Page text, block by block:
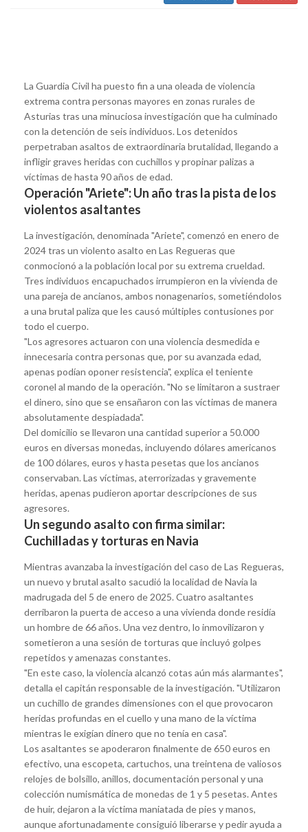
La Guardia Civil ha puesto fin a una oleada de violencia
extrema contra personas mayores en zonas rurales de
Asturias tras una minuciosa investigación que ha culminado
con la detención de seis individuos. Los detenidos
perpetraban asaltos de extraordinaria brutalidad, llegando a
infligir graves heridas con cuchillos y propinar palizas a
víctimas de hasta 90 años de edad.
Operación "Ariete": Un año tras la pista de los
violentos asaltantes
La investigación, denominada "Ariete", comenzó en enero de
2024 tras un violento asalto en Las Regueras que
conmocionó a la población local por su extrema crueldad.
Tres individuos encapuchados irrumpieron en la vivienda de
una pareja de ancianos, ambos nonagenarios, sometiéndolos
a una brutal paliza que les causó múltiples contusiones por
todo el cuerpo.
"Los agresores actuaron con una violencia desmedida e
innecesaria contra personas que, por su avanzada edad,
apenas podían oponer resistencia", explica el teniente
coronel al mando de la operación. "No se limitaron a sustraer
el dinero, sino que se ensañaron con las víctimas de manera
absolutamente despiadada".
Del domicilio se llevaron una cantidad superior a 50.000
euros en diversas monedas, incluyendo dólares americanos
de 100 dólares, euros y hasta pesetas que los ancianos
conservaban. Las víctimas, aterrorizadas y gravemente
heridas, apenas pudieron aportar descripciones de sus
agresores.
Un segundo asalto con firma similar:
Cuchilladas y torturas en Navia
Mientras avanzaba la investigación del caso de Las Regueras,
un nuevo y brutal asalto sacudió la localidad de Navia la
madrugada del 5 de enero de 2025. Cuatro asaltantes
derribaron la puerta de acceso a una vivienda donde residía
un hombre de 66 años. Una vez dentro, lo inmovilizaron y
sometieron a una sesión de torturas que incluyó golpes
repetidos y amenazas constantes.
"En este caso, la violencia alcanzó cotas aún más alarmantes",
detalla el capitán responsable de la investigación. "Utilizaron
un cuchillo de grandes dimensiones con el que provocaron
heridas profundas en el cuello y una mano de la víctima
mientras le exigían dinero que no tenía en casa".
Los asaltantes se apoderaron finalmente de 650 euros en
efectivo, una escopeta, cartuchos, una treintena de valiosos
relojes de bolsillo, anillos, documentación personal y una
colección numismática de monedas de 1 y 5 pesetas. Antes
de huir, dejaron a la víctima maniatada de pies y manos,
aunque afortunadamente consiguió liberarse y pedir ayuda a